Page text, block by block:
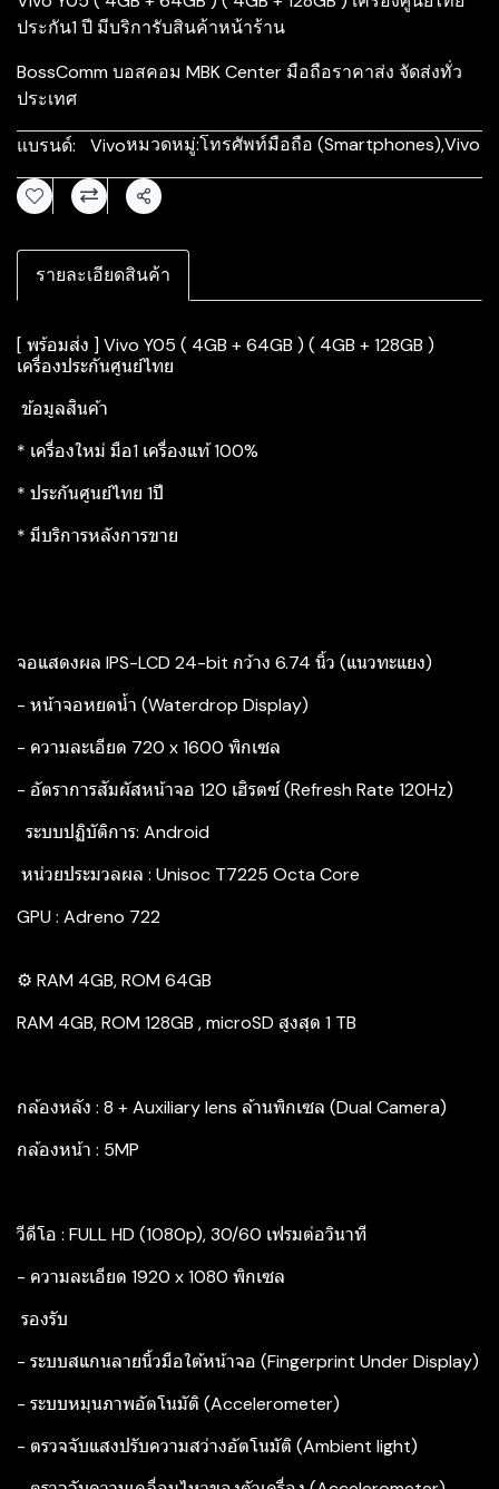
ประกัน1 ปี มีบริการับสินค้าหน้าร้าน
BossComm บอสคอม MBK Center มือถือราคาส่ง จัดส่งทั่ว
ประเทศ
แบรนด์:
Vivoหมวดหมู่:โทรศัพท์มือถือ (Smartphones),Vivo
แชร์
รายละเอียดสินค้า
[ พร้อมส่ง ] Vivo Y05 ( 4GB + 64GB ) ( 4GB + 128GB )
เครื่องประกันศูนย์ไทย
ข้อมูลสินค้า
* เครื่องใหม่ มือ1 เครื่องแท้ 100%
* ประกันศูนย์ไทย 1ปี
* มีบริการหลังการขาย
จอแสดงผล IPS-LCD 24-bit กว้าง 6.74 นิ้ว (แนวทะแยง)
- หน้าจอหยดน้ำ (Waterdrop Display)
- ความละเอียด 720 x 1600 พิกเซล
- อัตราการสัมผัสหน้าจอ 120 เฮิรตซ์ (Refresh Rate 120Hz)
‍ ระบบปฏิบัติการ: Android
หน่วยประมวลผล : Unisoc T7225 Octa Core
GPU : Adreno 722
⚙️ RAM 4GB, ROM 64GB
RAM 4GB, ROM 128GB , microSD สูงสุด 1 TB
กล้องหลัง : 8 + Auxiliary lens ล้านพิกเซล (Dual Camera)
กล้องหน้า : 5MP
วีดีโอ : FULL HD (1080p), 30/60 เฟรมต่อวินาที
- ความละเอียด 1920 x 1080 พิกเซล
รองรับ
- ระบบสแกนลายนิ้วมือใต้หน้าจอ (Fingerprint Under Display)
- ระบบหมุนภาพอัตโนมัติ (Accelerometer)
- ตรวจจับแสงปรับความสว่างอัตโนมัติ (Ambient light)